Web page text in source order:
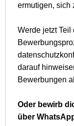
ermutigen, sich
Werde jetzt Teil
darauf
Bewerbungen
Oder bewirb
über